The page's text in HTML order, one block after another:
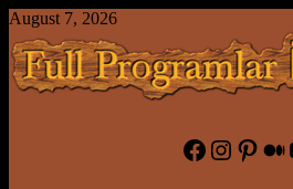
Skip
content
August 7, 2026
Full Program İndir
Facebook